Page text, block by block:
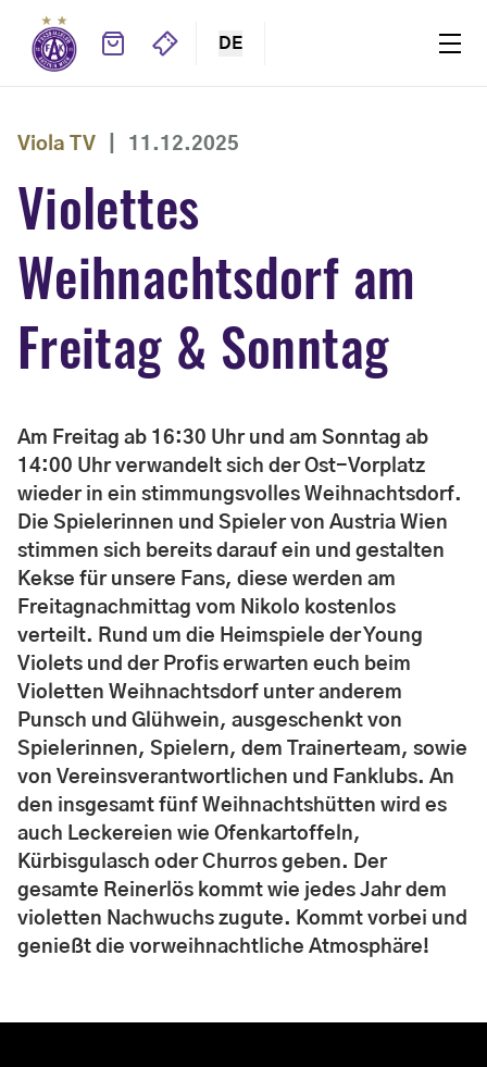
DE
Viola TV 11.12.2025
Violettes
Weihnachtsdorf am
Freitag & Sonntag
Am Freitag ab 16:30 Uhr und am Sonntag ab
14:00 Uhr verwandelt sich der Ost-Vorplatz
wieder in ein stimmungsvolles Weihnachtsdorf.
Die Spielerinnen und Spieler von Austria Wien
stimmen sich bereits darauf ein und gestalten
Kekse für unsere Fans, diese werden am
Freitagnachmittag vom Nikolo kostenlos
verteilt. Rund um die Heimspiele der Young
Violets und der Profis erwarten euch beim
Violetten Weihnachtsdorf unter anderem
Punsch und Glühwein, ausgeschenkt von
Spielerinnen, Spielern, dem Trainerteam, sowie
von Vereinsverantwortlichen und Fanklubs. An
den insgesamt fünf Weihnachtshütten wird es
auch Leckereien wie Ofenkartoffeln,
Kürbisgulasch oder Churros geben. Der
gesamte Reinerlös kommt wie jedes Jahr dem
violetten Nachwuchs zugute. Kommt vorbei und
genießt die vorweihnachtliche Atmosphäre!